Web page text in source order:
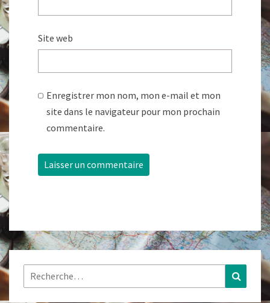
Site web
Enregistrer mon nom, mon e-mail et mon
site dans le navigateur pour mon prochain
commentaire.
Rechercher :